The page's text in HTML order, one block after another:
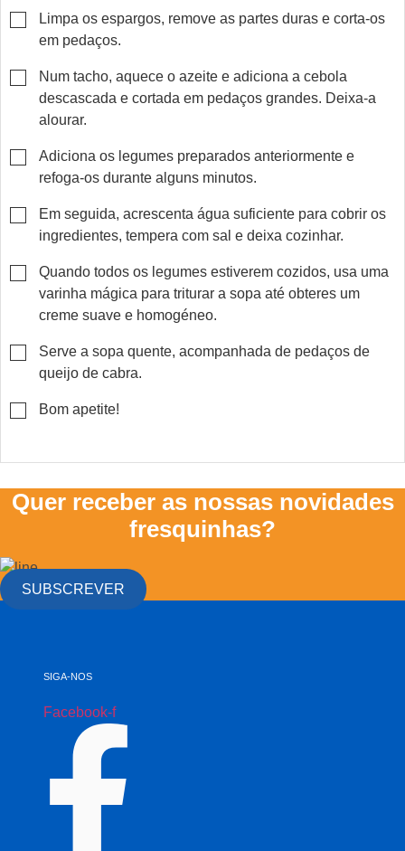
▢Limpa os espargos, remove as partes duras e corta-os
em pedaços.
▢
Num tacho, aquece o azeite e adiciona a cebola
descascada e cortada em pedaços grandes. Deixa-a
alourar.
▢
Adiciona os legumes preparados anteriormente e
refoga-os durante alguns minutos.
▢
Em seguida, acrescenta água suficiente para cobrir os
ingredientes, tempera com sal e deixa cozinhar.
▢
Quando todos os legumes estiverem cozidos, usa uma
varinha mágica para triturar a sopa até obteres um
creme suave e homogéneo.
▢
Serve a sopa quente, acompanhada de pedaços de
queijo de cabra.
▢
Bom apetite!
Quer receber as nossas novidades
fresquinhas?
SUBSCREVER
SIGA-NOS
Facebook-f